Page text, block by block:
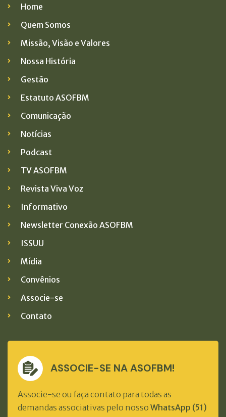
Home
Quem Somos
Missão, Visão e Valores
Nossa História
Gestão
Estatuto ASOFBM
Comunicação
Notícias
Podcast
TV ASOFBM
Revista Viva Voz
Informativo
Newsletter Conexão ASOFBM
ISSUU
Mídia
Convênios
Associe-se
Contato
ASSOCIE-SE NA ASOFBM!
Associe-se ou faça contato para todas as
demandas associativas pelo nosso WhatsApp (51)